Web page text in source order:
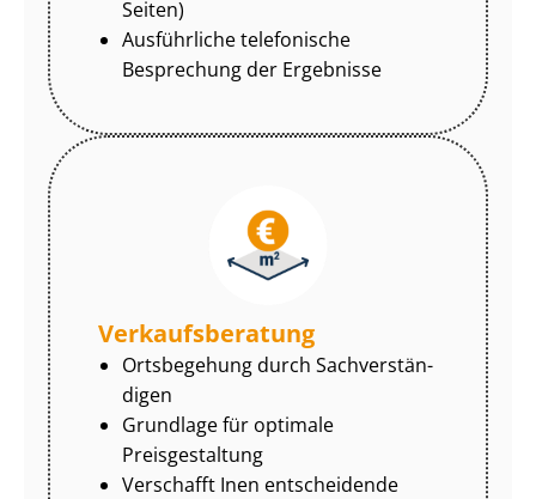
Seiten)
Ausführliche telefonische
Besprechung der Ergebnisse
Ver­kaufs­be­ra­tung
Ortsbegehung durch Sach­ver­stän­
di­gen
Grundlage für optimale
Preisgestaltung
Verschafft Inen entscheidende